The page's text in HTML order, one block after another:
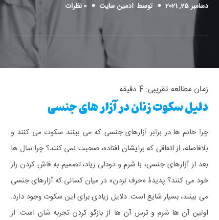
دسامبر 25, 2021 توسط ادمین سایت 0 نظرات
زمان مطالعه تقریبی: 4 دقیقه
دلیل سکوت زنان در آزار های جنسی
چرا خانم ها در برابر آزارهای جنسی که می بینند سکوت می کنند و
بلافاصله، از اتفاقی که برایشان افتاده، صحبت نمی کنند؟ چرا سال ها
بعد از آزارهای جنسی، با شرم و دودلی زیاد، تصمیم به فاش کردن راز
خود می کنند؟ پدیدۀ «حرف نزدن» در میان کسانی که آزارهای جنسی
می بینند، بسیار شایع است. دلایل زیادی برای این سکوت وجود دارد.
اولین آن ها شرم و ترس آن ها از بازگو کردن تجربه شان است. از